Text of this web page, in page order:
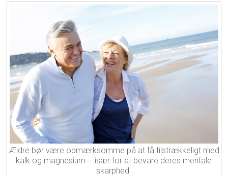
Ældre bør være opmærksomme på at få tilstrækkeligt med
kalk og magnesium – især for at bevare deres mentale
skarphed.